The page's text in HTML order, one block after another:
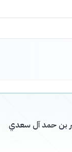
بن حمد آل سعدي